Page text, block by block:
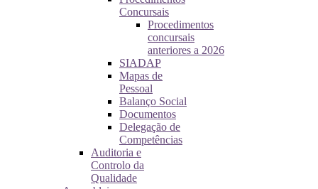
Concursais
Procedimentos
concursais
anteriores a 2026
SIADAP
Mapas de
Pessoal
Balanço Social
Documentos
Delegação de
Competências
Auditoria e
Controlo da
Qualidade